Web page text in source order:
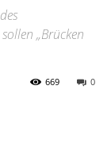
„Brücken
0
669